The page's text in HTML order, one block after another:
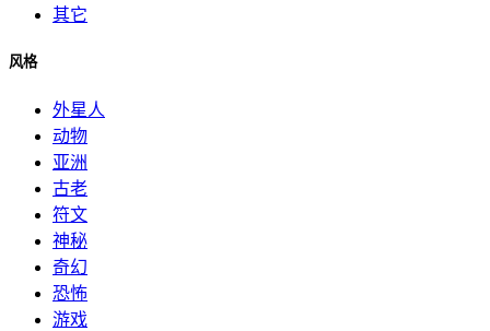
其它
风格
外星人
动物
亚洲
古老
符文
神秘
奇幻
恐怖
游戏